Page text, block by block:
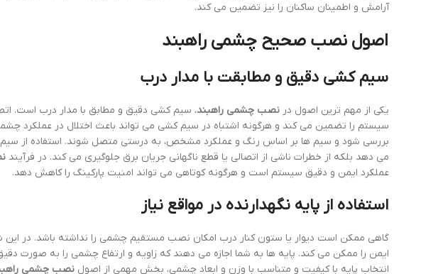
آرامش و اطمینان ساکنان را نیز تضمین می کند.
اصول نصب صحیح چشمی راهبند
سیم کشی دقیق و مطابقت با مدار درب
یکی از مهم ترین اصول در نصب چشمی راهبند، سیم کشی دقیق و مطابق با مدار درب است.
سیستم را تضمین می کند و هرگونه اشتباه در سیم کشی می تواند باعث اختلال در
بررسی شود و سیم ها بر اساس رنگ و عملکرد مشخص، به درستی متصل شوند. استفاده از سیم
می دهد بلکه از خطرات ناشی از اتصالی یا قطع ناگهانی جریان برق جلوگیری می کند. در فرآیند
عملکرد ایمن و دقیق سیستم است و هرگونه کوتاهی می تواند امنیت پارکینگ را کاهش دهد.
استفاده از پایه نگهدارنده در مواقع نیاز
گاهی ممکن است دیوار یا ستون کنار درب امکان نصب مستقیم چشمی را نداشته باشد. در
ایمن را ممکن می کند. پایه ها به شما اجازه می دهند که زاویه و ارتفاع چشمی را به صورت
انتخاب پایه با کیفیت و متناسب با وزن و ابعاد چشمی، بخش مهمی از اصول نصب چشمی